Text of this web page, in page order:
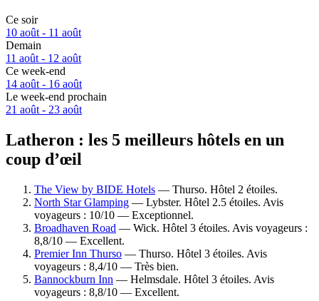
Ce soir
10 août - 11 août
Demain
11 août - 12 août
Ce week-end
14 août - 16 août
Le week-end prochain
21 août - 23 août
Latheron : les 5 meilleurs hôtels en un
coup d’œil
The View by BIDE Hotels — Thurso. Hôtel 2 étoiles.
North Star Glamping — Lybster. Hôtel 2.5 étoiles. Avis
voyageurs : 10/10 — Exceptionnel.
Broadhaven Road — Wick. Hôtel 3 étoiles. Avis voyageurs :
8,8/10 — Excellent.
Premier Inn Thurso — Thurso. Hôtel 3 étoiles. Avis
voyageurs : 8,4/10 — Très bien.
Bannockburn Inn — Helmsdale. Hôtel 3 étoiles. Avis
voyageurs : 8,8/10 — Excellent.